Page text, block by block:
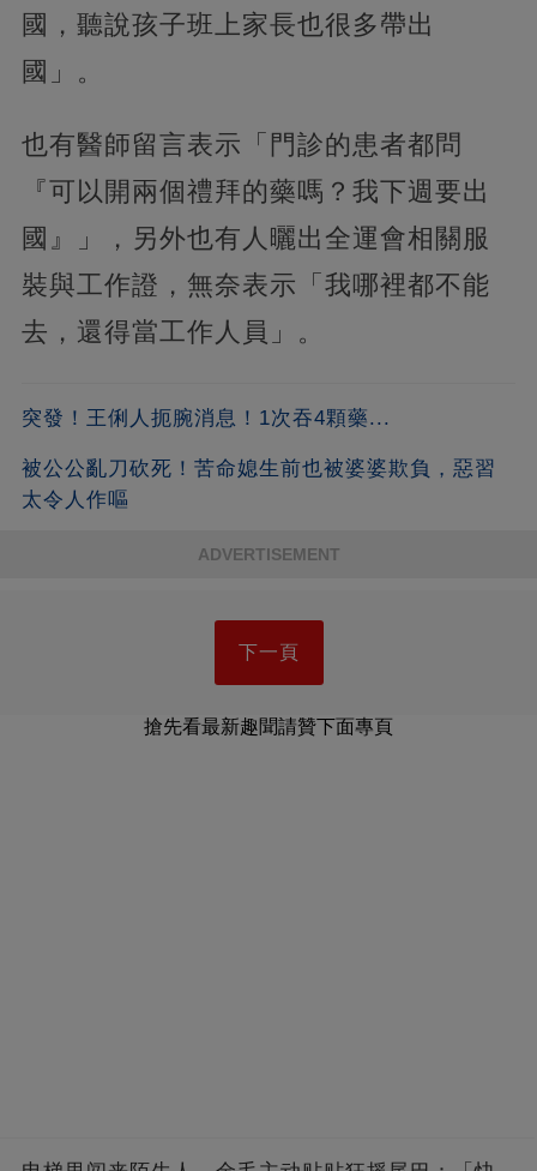
國，聽說孩子班上家長也很多帶出
國」。
也有醫師留言表示「門診的患者都問
『可以開兩個禮拜的藥嗎？我下週要出
國』」，另外也有人曬出全運會相關服
裝與工作證，無奈表示「我哪裡都不能
去，還得當工作人員」。
突發！王俐人扼腕消息！1次吞4顆藥...
被公公亂刀砍死！苦命媳生前也被婆婆欺負，惡習
太令人作嘔
ADVERTISEMENT
下一頁
搶先看最新趣聞請贊下面專頁